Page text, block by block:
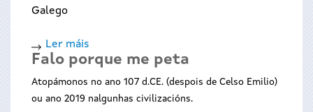
Galego
Ler máis
de
Concerto
de
Falo porque me peta
Atopámonos no ano 107 d.CE. (despois de Celso Emilio)
ou ano 2019 nalgunhas civilizacións.